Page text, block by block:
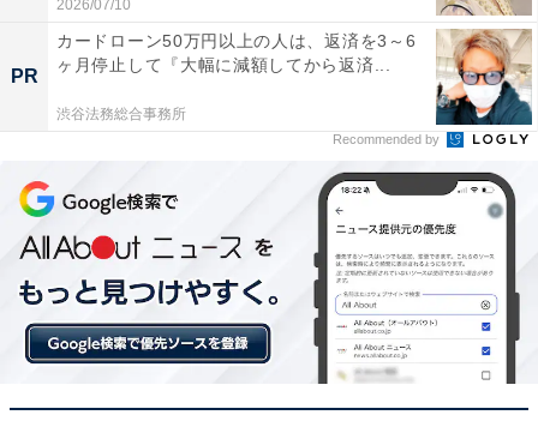
している点が特徴です。県内随一の人口を抱え、高級住
宅街の存在や文化的な成熟度の高さから、ステータスの
高い層が最も集まる場所として広く認識されています。
回答者からは「七日町・松波・蔵王周辺に比較的裕福な
住宅地であるから」（20代男性／福岡県）、「県都とし
ての経済・文化の中心地で、老舗文化と洗練された暮ら
しと自然と都市機能の調和が生む“豊かさ”があるから」
（50代男性／広島県）、「具体的に、山形市内の一部の
エリア（嶋、元木・白山・桜田西エリアなど）は、比較
的人気で家賃相場も高めの住宅地として知られており、
2026/07/10
PR
カードローン50万円以上の人は、返済を3～6
ヶ月停止して『大幅に減額してから返済...
渋谷法務総合事務所
Recommended by